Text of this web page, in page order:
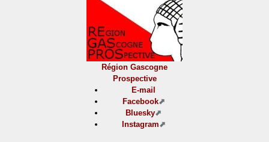
Région Gascogne
Prospective
E-mail
Facebook
Bluesky
Instagram